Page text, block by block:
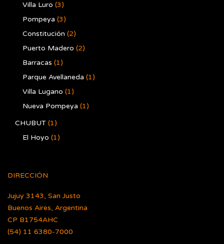
Villa Luro (3)
Pompeya (3)
Constitución (2)
Puerto Madero (2)
Barracas (1)
Parque Avellaneda (1)
Villa Lugano (1)
Nueva Pompeya (1)
CHUBUT (1)
El Hoyo (1)
DIRECCIÓN
Jujuy 3143, San Justo
Buenos Aires, Argentina
CP B1754AHC
(54) 11 6380-7000